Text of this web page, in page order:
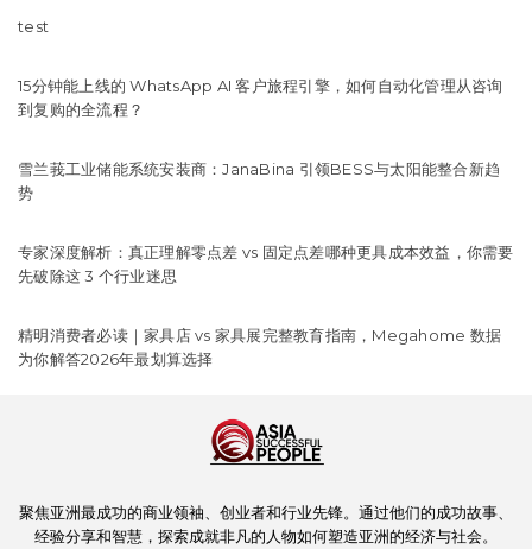
test
15分钟能上线的 WhatsApp AI 客户旅程引擎，如何自动化管理从咨询
到复购的全流程？
雪兰莪工业储能系统安装商：JanaBina 引领BESS与太阳能整合新趋
势
专家深度解析：真正理解零点差 vs 固定点差哪种更具成本效益，你需要
先破除这 3 个行业迷思
精明消费者必读｜家具店 vs 家具展完整教育指南，Megahome 数据
为你解答2026年最划算选择
聚焦亚洲最成功的商业领袖、创业者和行业先锋。通过他们的成功故事、
经验分享和智慧，探索成就非凡的人物如何塑造亚洲的经济与社会。